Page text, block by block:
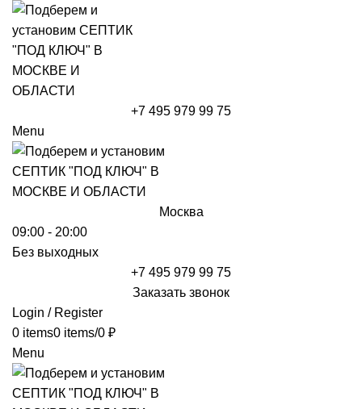
+7 495 979 99 75
Menu
Москва
09:00 - 20:00
Без выходных
+7 495 979 99 75
Заказать звонок
Login / Register
0 items0 items/0 ₽
Menu